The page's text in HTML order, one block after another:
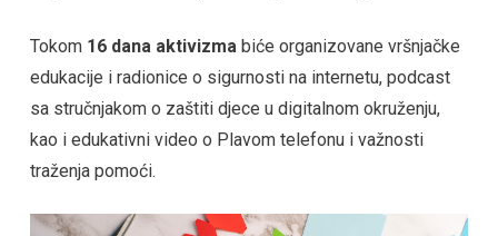
Tokom 16 dana aktivizma biće organizovane vršnjačke
edukacije i radionice o sigurnosti na internetu, podcast
sa stručnjakom o zaštiti djece u digitalnom okruženju,
kao i edukativni video o Plavom telefonu i važnosti
traženja pomoći.